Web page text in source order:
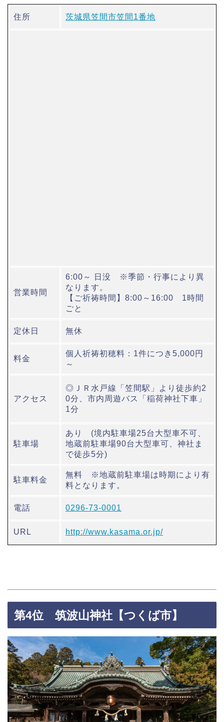
住所 茨城県笠間市笠間1番地
営業時間
6:00～ 日没 ※季節・行事により異
なります。
【ご祈祷時間】8:00～16:00 1時間
ごと
定休日 無休
料金
個人祈祷初穂料：1件につき5,000円
～
アクセス
◎ＪＲ水戸線「笠間駅」より徒歩約2
0分、市内周遊バス「稲荷神社下車」
1分
駐車場
あり (境内駐車場25台大型車不可、
地蔵前駐車場90台大型車可、神社ま
で徒歩5分)
駐車料金
無料 ※地蔵前駐車場は時期により有
料となります。
電話 0296-73-0001
URL http://www.kasama.or.jp/
第4位 筑波山神社【つくば市】